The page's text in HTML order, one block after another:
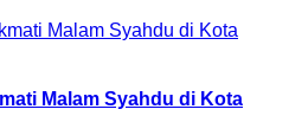
Malam Syahdu di Kota